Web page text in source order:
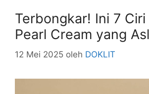
Terbongkar! Ini 7
Pearl Cream yang
12 Mei 2025 oleh DOKLIT